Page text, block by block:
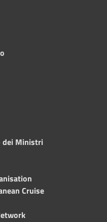
dei Ministri
Cruise